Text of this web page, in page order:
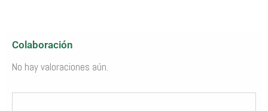
Colaboración
No hay valoraciones aún.